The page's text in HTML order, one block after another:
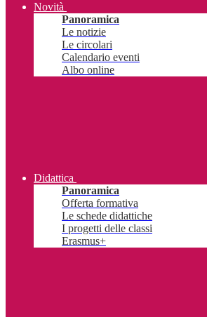
Novità
Panoramica
Le notizie
Le circolari
Calendario eventi
Albo online
Didattica
Panoramica
Offerta formativa
Le schede didattiche
I progetti delle classi
Erasmus+